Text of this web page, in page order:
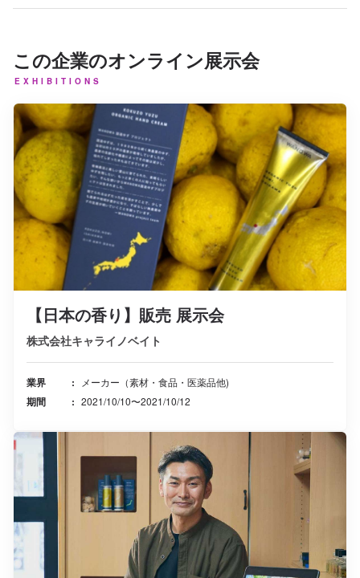
この企業のオンライン展示会
EXHIBITIONS
【日本の香り】販売 展示会
株式会社キャライノベイト
業界 メーカー（素材・食品・医薬品他)
期間 2021/10/10〜2021/10/12